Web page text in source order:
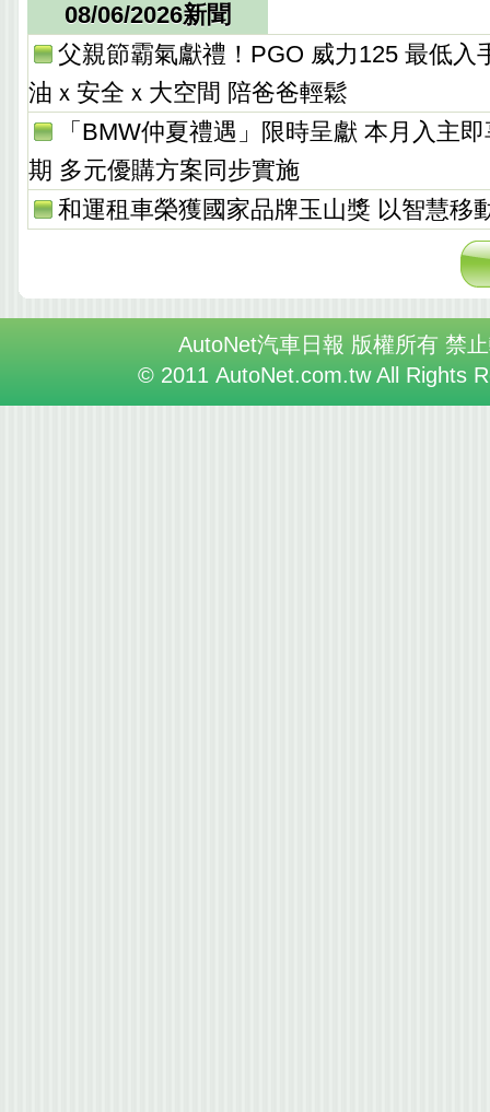
08/06/2026新聞
父親節霸氣獻禮！PGO 威力125 最低入
油ｘ安全ｘ大空間 陪爸爸輕鬆
「BMW仲夏禮遇」限時呈獻 本月入主
期 多元優購方案同步實施
和運租車榮獲國家品牌玉山獎 以智慧移
AutoNet汽車日報 版權所有 禁
© 2011 AutoNet.com.tw All Rights